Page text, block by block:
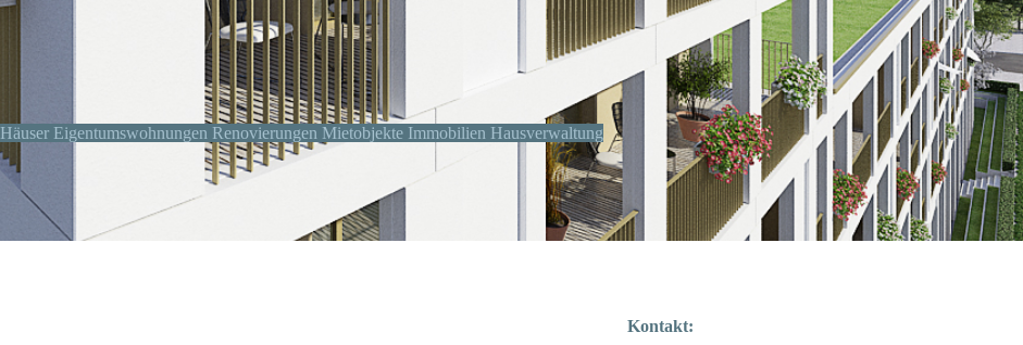
Häuser Eigentumswohnungen Renovierungen Mietobjekte Immobilien Hausverwaltung
Kontakt: